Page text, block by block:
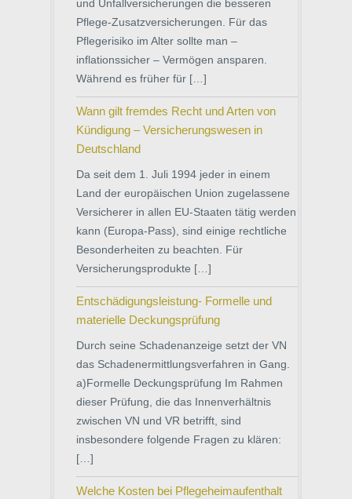
und Unfallversicherungen die besseren
Pflege-Zusatzversicherungen. Für das
Pflegerisiko im Alter sollte man –
inflationssicher – Vermögen ansparen.
Während es früher für […]
Wann gilt fremdes Recht und Arten von
Kündigung – Versicherungswesen in
Deutschland
Da seit dem 1. Juli 1994 jeder in einem
Land der europäischen Union zugelassene
Versicherer in allen EU-Staaten tätig werden
kann (Europa-Pass), sind einige rechtliche
Besonderheiten zu beachten. Für
Versicherungsprodukte […]
Entschädigungsleistung- Formelle und
materielle Deckungsprüfung
Durch seine Schadenanzeige setzt der VN
das Schadenermittlungsverfahren in Gang.
a)Formelle Deckungsprüfung Im Rahmen
dieser Prüfung, die das Innenverhältnis
zwischen VN und VR betrifft, sind
insbesondere folgende Fragen zu klären:
[…]
Welche Kosten bei Pflegeheimaufenthalt